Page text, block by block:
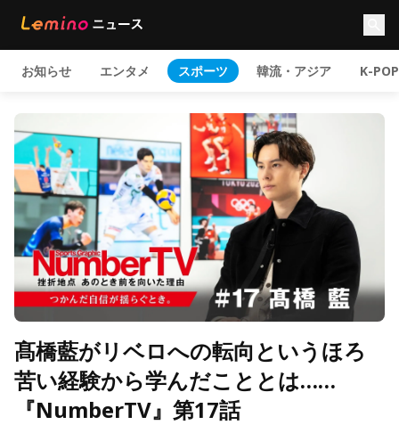
お知らせ エンタメ スポーツ 韓流・アジア K-POP
髙橋藍がリベロへの転向というほろ
苦い経験から学んだこととは……
『NumberTV』第17話